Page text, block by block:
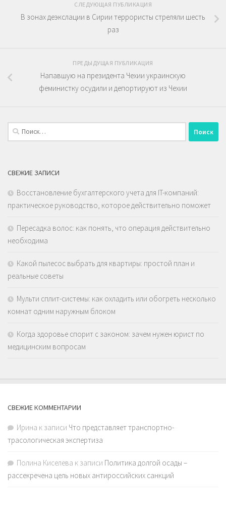
СЛЕДУЮЩАЯ ПУБЛИКАЦИЯ
В зонах деэкслации в Сирии террористы стреляли шесть
раз
ПРЕДЫДУЩАЯ ПУБЛИКАЦИЯ
Напавшую на президента Чехии украинскую
феминистку осудили и депортируют из Чехии
Найти:
СВЕЖИЕ ЗАПИСИ
Восстановление бухгалтерского учета для IT-компаний:
практическое руководство, которое действительно поможет
Пересадка волос: как понять, что операция действительно
необходима
Какой пылесос выбрать для квартиры: простой план и
реальные советы
Мульти сплит-системы: как охладить или обогреть несколько
комнат одним наружным блоком
Когда здоровье спорит с законом: зачем нужен юрист по
медицинским вопросам
СВЕЖИЕ КОММЕНТАРИИ
Ирина к записи Что представляет транспортно-
трасологическая экспертиза
Полина Киселева к записи Политика долгой осады –
рассекречена цель новых антироссийских санкций